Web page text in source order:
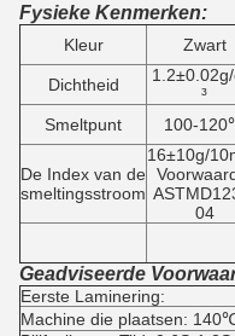
Fysieke Kenmerken:
Kleur Zwart
Dichtheid
³
Smeltpunt 100-
De Index van de
smeltingsstroom
16±10g/
04
Geadviseerde
Eerste Laminering:
Machine die plaatsen: